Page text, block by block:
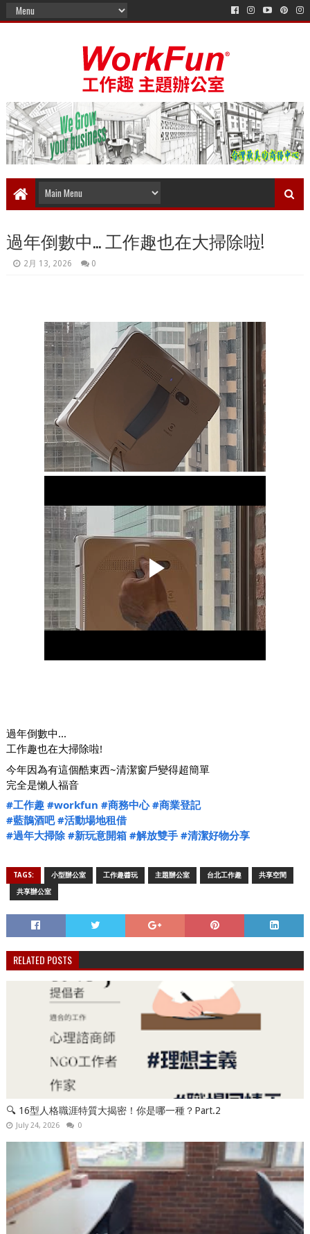
過年倒數中... 工作趣也在大掃除啦!
2月 13, 2026 0
過年倒數中...
工作趣也在大掃除啦!
今年因為有這個酷東西~清潔窗戶變得超簡單
完全是懶人福音
#工作趣 #workfun #商務中心 #商業登記
#藍鵲酒吧 #活動場地租借
#過年大掃除 #新玩意開箱 #解放雙手 #清潔好物分享
TAGS: 小型辦公室 工作趣醬玩 主題辦公室 台北工作趣 共享空間
共享辦公室
RELATED POSTS
🔍 16型人格職涯特質大揭密！你是哪一種？Part.2
July 24, 2026 0